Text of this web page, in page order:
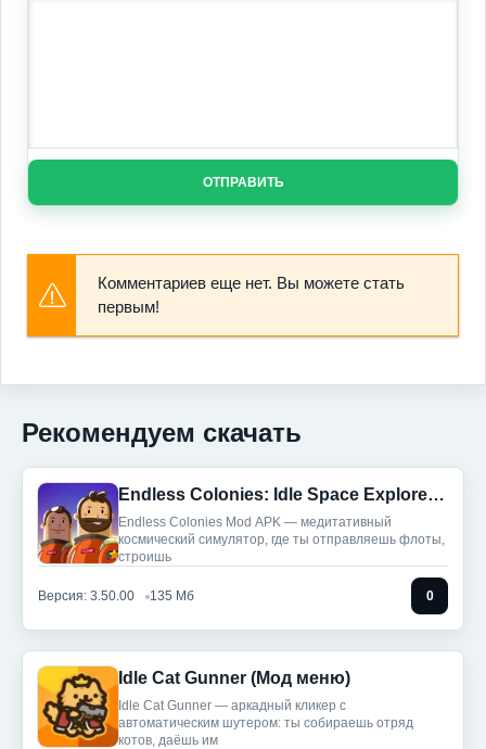
ОТПРАВИТЬ
Комментариев еще нет. Вы можете стать
первым!
Рекомендуем скачать
Endless Colonies: Idle Space Explorer (Мод, Много денег)
Endless Colonies Mod APK — медитативный
космический симулятор, где ты отправляешь флоты,
строишь
Версия: 3.50.00 135 Мб 0
Idle Cat Gunner (Мод меню)
Idle Cat Gunner — аркадный кликер с
автоматическим шутером: ты собираешь отряд
котов, даёшь им